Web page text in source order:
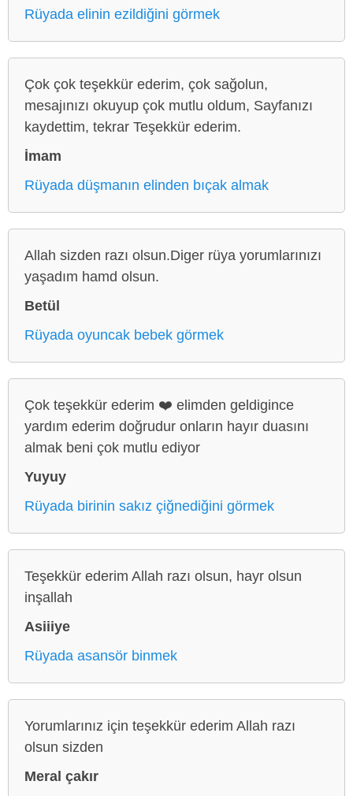
Rüyada elinin ezildiğini görmek
Çok çok teşekkür ederim, çok sağolun,
mesajınızı okuyup çok mutlu oldum, Sayfanızı
kaydettim, tekrar Teşekkür ederim.
İmam
Rüyada düşmanın elinden bıçak almak
Allah sizden razı olsun.Diger rüya yorumlarınızı
yaşadım hamd olsun.
Betül
Rüyada oyuncak bebek görmek
Çok teşekkür ederim ❤️ elimden geldigince
yardım ederim doğrudur onların hayır duasını
almak beni çok mutlu ediyor
Yuyuy
Rüyada birinin sakız çiğnediğini görmek
Teşekkür ederim Allah razı olsun, hayr olsun
inşallah
Asiiiye
Rüyada asansör binmek
Yorumlarınız için teşekkür ederim Allah razı
olsun sizden
Meral çakır